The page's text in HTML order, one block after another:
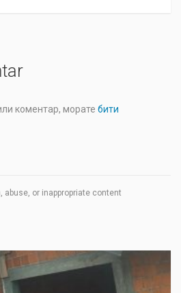
коментар, морате бити
abuse, or inappropriate content